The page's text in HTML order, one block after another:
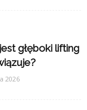
głęboki lifting
2026